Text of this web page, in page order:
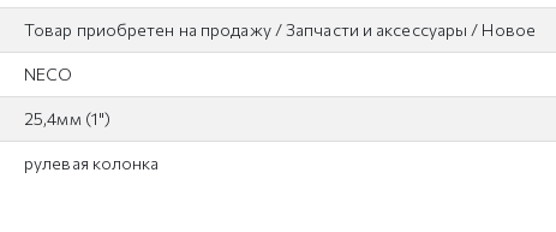
Товар приобретен на продажу / Запчасти и аксессуары / Новое
NECO
25,4мм (1")
рулевая колонка